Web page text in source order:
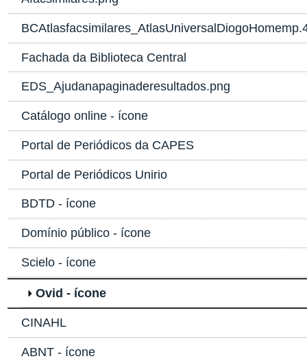
Fachada da Biblioteca Central
EDS_Ajudanapaginaderesultados.png
Catálogo online - ícone
Portal de Periódicos da CAPES
Portal de Periódicos Unirio
BDTD - ícone
Domínio público - ícone
Scielo - ícone
Ovid - ícone
CINAHL
ABNT - ícone